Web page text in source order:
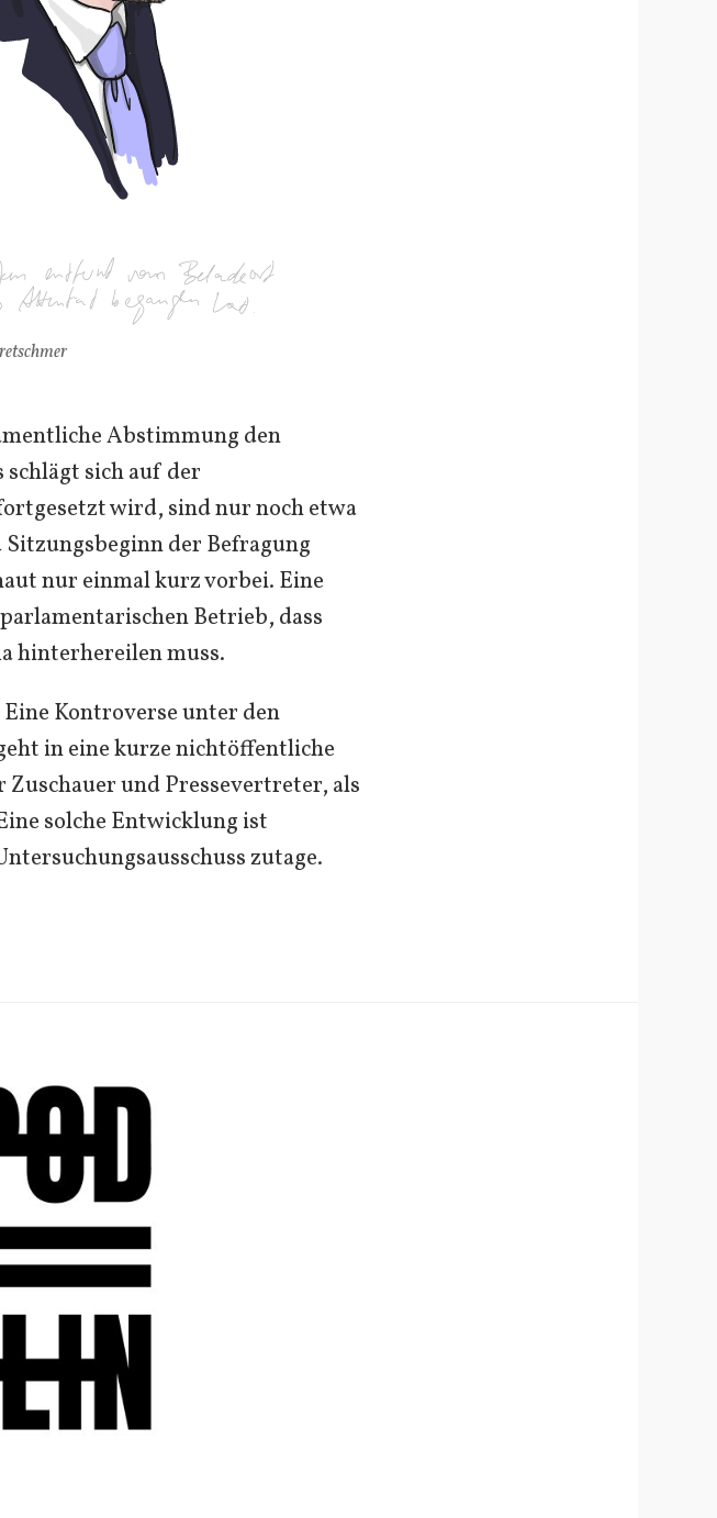
Abstimmung den
sich auf der
wird, sind nur noch etwa
der Befragung
nur einmal kurz vorbei. Eine
Betrieb, dass
hinterhereilen muss.
Kontroverse unter den
in eine kurze nichtöffentliche
und Pressevertreter, als
solche Entwicklung ist
zutage.